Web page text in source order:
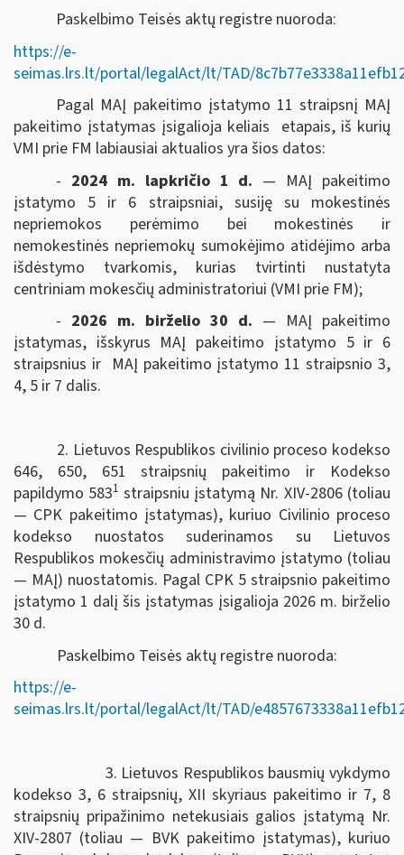
Paskelbimo Teisės aktų registre nuoroda:
https://e-
seimas.lrs.lt/portal/legalAct/lt/TAD/
Pagal MAĮ pakeitimo įstatymo 11 straipsnį MAĮ
pakeitimo įstatymas įsigalioja keliais etapais, iš kurių
VMI prie FM labiausiai aktualios yra šios datos:
- 2024 m. lapkričio 1 d. — MAĮ pakeitimo
įstatymo 5 ir 6 straipsniai, susiję su mokestinės
nepriemokos perėmimo bei mokestinės ir
nemokestinės nepriemokų sumokėjimo atidėjimo arba
išdėstymo tvarkomis, kurias tvirtinti nustatyta
centriniam mokesčių administratoriui (VMI prie FM);
- 2026 m. birželio 30 d. — MAĮ pakeitimo
įstatymas, išskyrus MAĮ pakeitimo įstatymo 5 ir 6
straipsnius ir MAĮ pakeitimo įstatymo 11 straipsnio 3,
4, 5 ir 7 dalis.
2. Lietuvos Respublikos civilinio proceso kodekso
646, 650, 651 straipsnių pakeitimo ir Kodekso
papildymo 5831 straipsniu įstatymą Nr. XIV-2806 (toliau
— CPK pakeitimo įstatymas), kuriuo Civilinio proceso
kodekso nuostatos suderinamos su Lietuvos
Respublikos mokesčių administravimo įstatymo (toliau
— MAĮ) nuostatomis. Pagal CPK 5 straipsnio pakeitimo
įstatymo 1 dalį šis įstatymas įsigalioja 2026 m. birželio
30 d.
Paskelbimo Teisės aktų registre nuoroda:
https://e-
seimas.lrs.lt/portal/legalAct/lt/TAD/
3. Lietuvos Respublikos bausmių vykdymo
kodekso 3, 6 straipsnių, XII skyriaus pakeitimo ir 7, 8
straipsnių pripažinimo netekusiais galios įstatymą Nr.
XIV-2807 (toliau — BVK pakeitimo įstatymas), kuriuo